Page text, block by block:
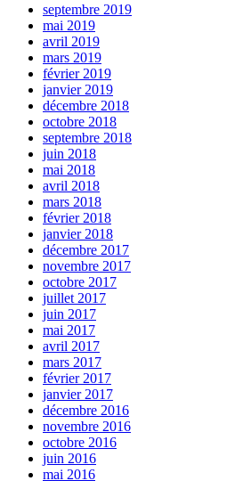
septembre 2019
mai 2019
avril 2019
mars 2019
février 2019
janvier 2019
décembre 2018
octobre 2018
septembre 2018
juin 2018
mai 2018
avril 2018
mars 2018
février 2018
janvier 2018
décembre 2017
novembre 2017
octobre 2017
juillet 2017
juin 2017
mai 2017
avril 2017
mars 2017
février 2017
janvier 2017
décembre 2016
novembre 2016
octobre 2016
juin 2016
mai 2016